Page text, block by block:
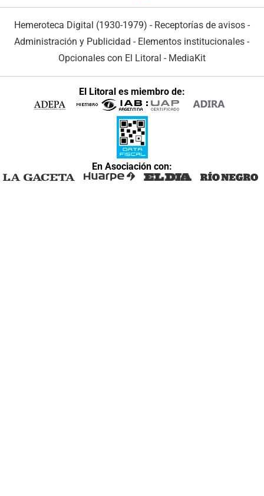
Hemeroteca Digital (1930-1979) - Receptorías de avisos -
Administración y Publicidad - Elementos institucionales -
Opcionales con El Litoral - MediaKit
El Litoral es miembro de:
En Asociación con: